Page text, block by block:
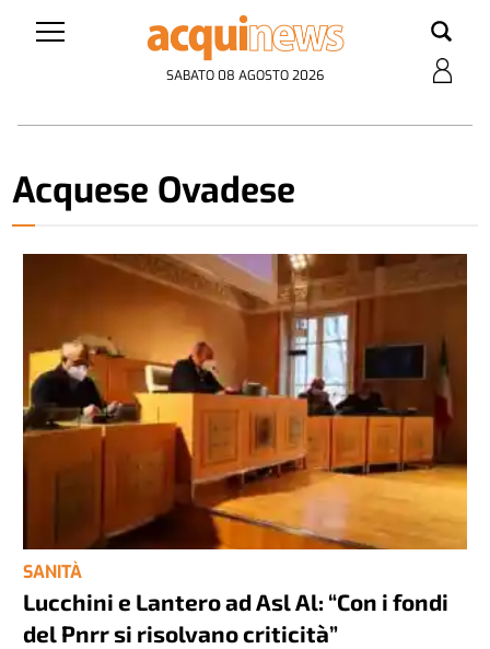
SABATO 08 AGOSTO 2026
Acquese Ovadese
SANITÀ
Lucchini e Lantero ad Asl Al: “Con i fondi
del Pnrr si risolvano criticità”